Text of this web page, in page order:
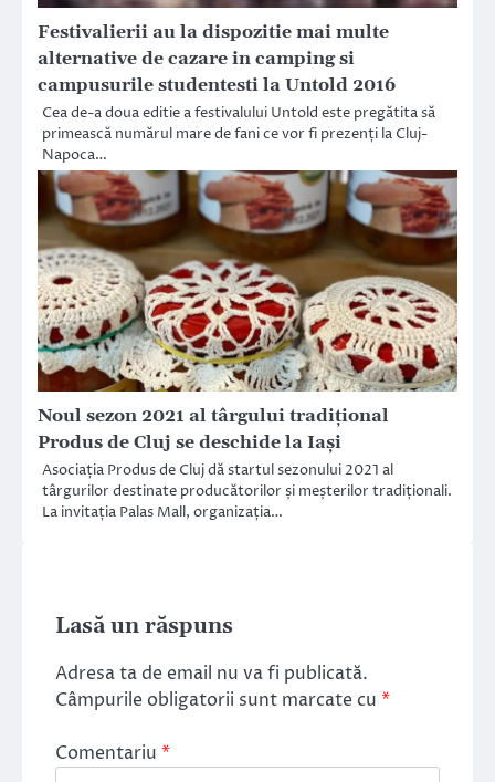
Festivalierii au la dispozitie mai multe
alternative de cazare in camping si
campusurile studentesti la Untold 2016
Cea de-a doua editie a festivalului Untold este pregătita să
primească numărul mare de fani ce vor fi prezenți la Cluj-
Napoca…
Noul sezon 2021 al târgului tradițional
Produs de Cluj se deschide la Iași
Asociația Produs de Cluj dă startul sezonului 2021 al
târgurilor destinate producătorilor și meșterilor tradiționali.
La invitația Palas Mall, organizația…
Lasă un răspuns
Adresa ta de email nu va fi publicată.
Câmpurile obligatorii sunt marcate cu *
Comentariu *